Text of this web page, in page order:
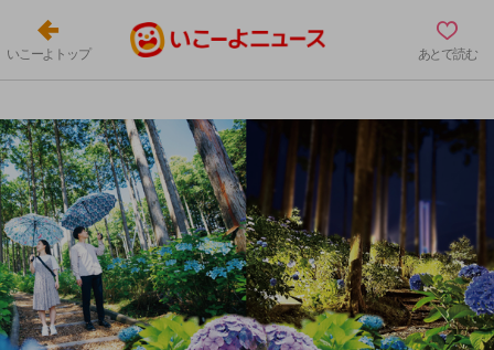
いこーよトップ あとで読む